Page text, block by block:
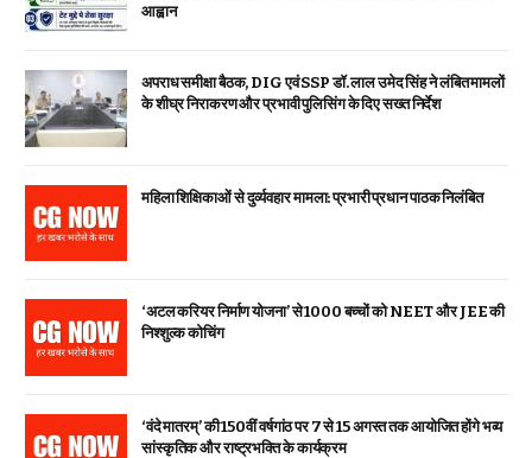
आह्वान
अपराध समीक्षा बैठक, DIG एवं SSP डॉ. लाल उमेद सिंह ने लंबित मामलों
के शीघ्र निराकरण और प्रभावी पुलिसिंग के दिए सख्त निर्देश
महिला शिक्षिकाओं से दुर्व्यवहार मामला: प्रभारी प्रधान पाठक निलंबित
‘अटल करियर निर्माण योजना’ से 1000 बच्चों को NEET और JEE की
निश्शुल्क कोचिंग
‘वंदे मातरम्’ की 150वीं वर्षगांठ पर 7 से 15 अगस्त तक आयोजित होंगे भव्य
सांस्कृतिक और राष्ट्रभक्ति के कार्यक्रम